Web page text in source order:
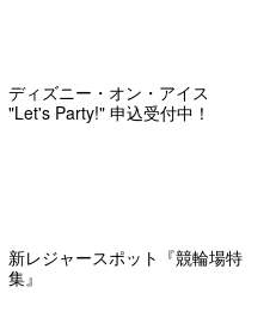
ディズニー・オン・アイス
"Let's Party!" 申込受付中！
新レジャースポット『競輪場特
集』